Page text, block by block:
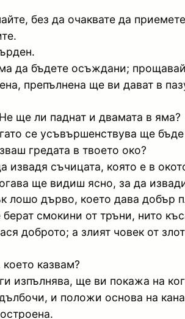
без да очаквате да
да бъдете осъждани;
препълнена ще ви дават в
ще ли паднат и двамата в яма?
се усъвършенствува ще
гредата в твоето око?
съчицата, която е в
ще видиш ясно, за да
лошо дърво, което дава добър
смокини от тръни, нито
доброто; а злият човек от
казвам?
изпълнява, ще ви покажа на
и положи основа на